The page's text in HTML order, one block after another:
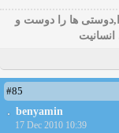
ها را دوست و
#85
benyamin
17 Dec 2010 10:39